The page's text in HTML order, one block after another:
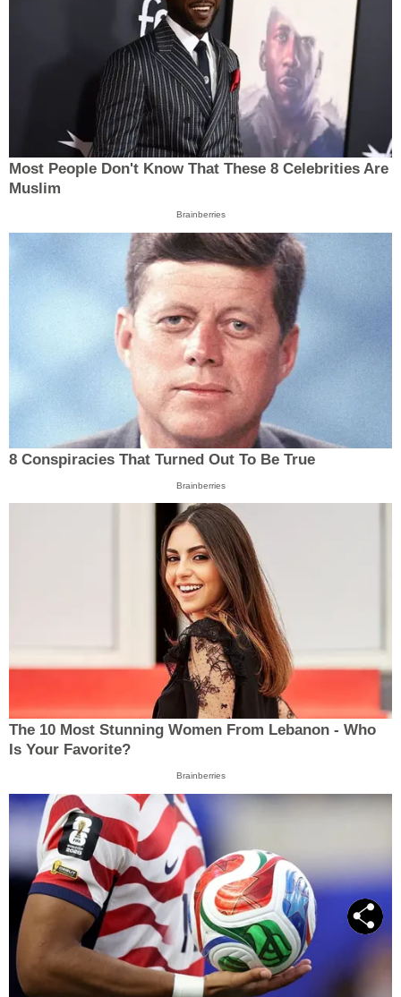
Most People Don't Know That These 8 Celebrities Are
Muslim
Brainberries
8 Conspiracies That Turned Out To Be True
Brainberries
The 10 Most Stunning Women From Lebanon - Who
Is Your Favorite?
Brainberries